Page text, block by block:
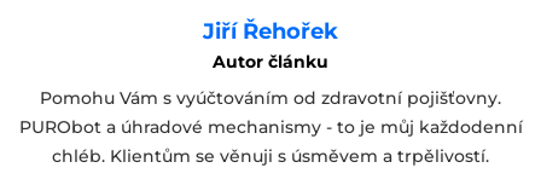
Jiří Řehořek
Autor článku
Pomohu Vám s vyúčtováním od zdravotní pojišťovny.
PURObot a úhradové mechanismy - to je můj každodenní
chléb. Klientům se věnuji s úsměvem a trpělivostí.